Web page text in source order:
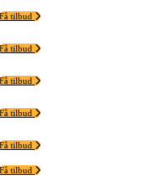
Få tilbud
Få tilbud
Få tilbud
Få tilbud
Få tilbud
Få tilbud